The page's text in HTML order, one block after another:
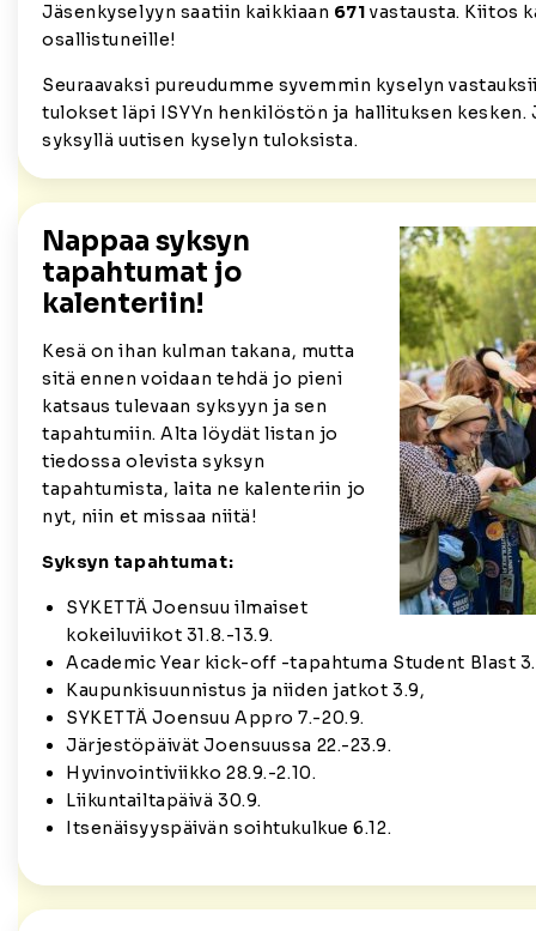
Jäsenkyselyyn saatiin kaikkiaan 671 vastausta. Kiitos
osallistuneille!
Seuraavaksi pureudumme syvemmin kyselyn
tulokset läpi ISYYn henkilöstön ja hallituksen kesken.
syksyllä uutisen kyselyn tuloksista.
Nappaa syksyn
tapahtumat jo
kalenteriin!
Kesä on ihan kulman takana, mutta
sitä ennen voidaan tehdä jo pieni
katsaus tulevaan syksyyn ja sen
tapahtumiin. Alta löydät listan jo
tiedossa olevista syksyn
tapahtumista, laita ne kalenteriin jo
nyt, niin et missaa niitä!
Syksyn tapahtumat:
SYKETTÄ Joensuu ilmaiset
kokeiluviikot 31.8.-13.9.
Academic Year kick-off -tapahtuma Student Blast
Kaupunkisuunnistus ja niiden jatkot 3.9,
SYKETTÄ Joensuu Appro 7.-20.9.
Järjestöpäivät Joensuussa 22.-23.9.
Hyvinvointiviikko 28.9.-2.10.
Liikuntailtapäivä 30.9.
Itsenäisyyspäivän soihtukulkue 6.12.